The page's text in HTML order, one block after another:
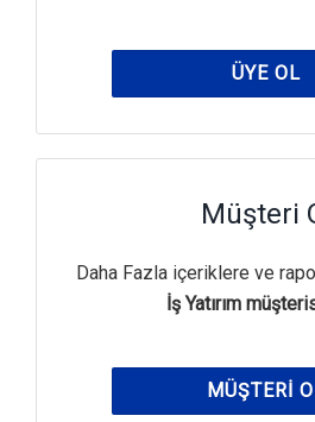
ÜYE OL
Müşteri
Daha Fazla içeriklere ve
İş Yatırım
MÜŞTERI